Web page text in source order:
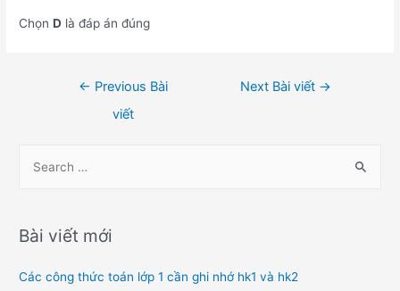
ChọnD là đáp án đúng
← Previous Bài
viết
Next Bài viết →
r
h
Bài viết mới
Các công thức toán lớp 1 cần ghi nhớ hk1 và hk2